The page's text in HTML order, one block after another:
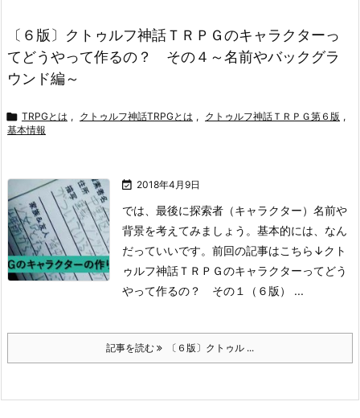
〔６版〕クトゥルフ神話ＴＲＰＧのキャラクターっ
てどうやって作るの？ その４～名前やバックグラ
ウンド編～
 TRPGとは , クトゥルフ神話TRPGとは , クトゥルフ神話ＴＲＰＧ第６版 ,
基本情報
 2018年4月9日
では、最後に探索者（キャラクター）名前や
背景を考えてみましょう。 基本的には、なん
だっていいです。 前回の記事はこちら↓クト
ゥルフ神話ＴＲＰＧのキャラクターってどう
やって作るの？ その１（６版） ...
記事を読む 〔６版〕クトゥル ...